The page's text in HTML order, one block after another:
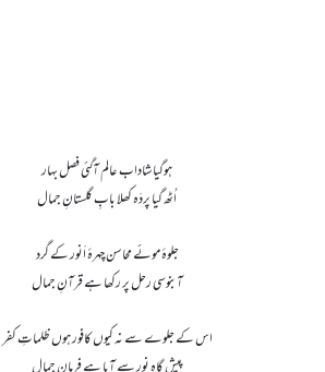
ہوگیا شاداب عالم آگئی فصل بہار
اُٹھ گیا پردَہ کھلا بابِ گلستانِ جمال
جلوۂ موئے محاسن چہرۂ اَنور کے گرد
آبنوسی رحل پر رکھا ہے قرآنِ جمال
اس کے جلوے سے نہ کیوں کافور ہوں ظلماتِ کفر